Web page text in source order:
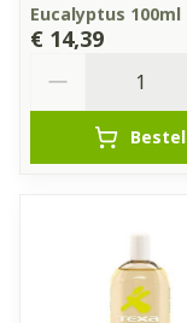
Eucalyptus 100ml
€ 14,39
Bestel